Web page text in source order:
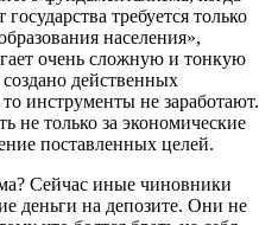
требуется только
населения»,
очень сложную и тонкую
действенных
инструменты не заработают.
не только за экономические
поставленных целей.
Сейчас иные чиновники
деньги на депозите. Они не